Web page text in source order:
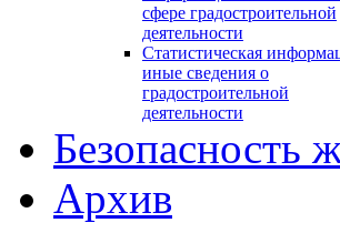
сфере градостроительной
деятельности
Статистическая
иные сведения о
градостроительной
деятельности
Безопасность
Архив